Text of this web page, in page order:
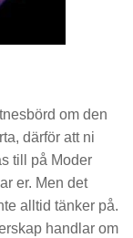
om den
därför att ni
till på Moder
er. Men det
alltid tänker på.
handlar om